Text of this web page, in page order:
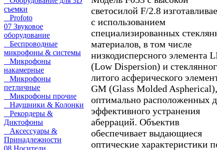
съемки
Profoto
07 Звуковое
оборудование
Беспроводные
микрофоны & системы
Микрофоны
накамерные
Микрофоны
петличные
Микрофоны прочие
Наушники & Колонки
Рекордеры &
Диктофоны
Аксессуары &
Принадлежности
08 Носители
светосилой F/2.8
с использованием
специализированных
материалов, в том числе
низкодисперсного элемента
(Low Dispersion) и
литого асферического
GM (Glass Molded Aspherical),
оптимально расположенных
эффективного устранения
аберраций. Объектив
обеспечивает выдающиеся
оптические характеристики